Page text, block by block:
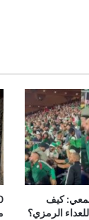
كيف
الرمزي؟